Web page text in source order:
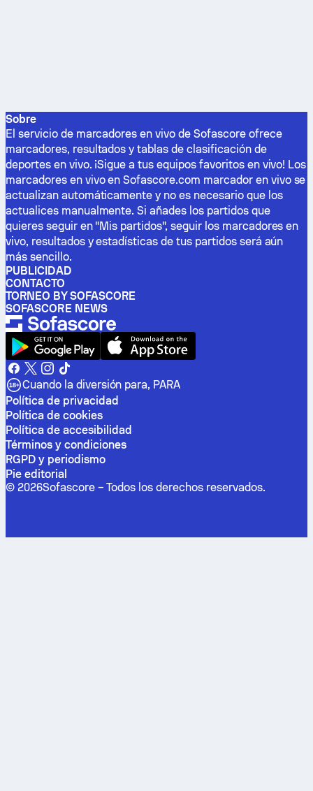
Sobre
El servicio de marcadores en vivo de Sofascore ofrece
marcadores, resultados y tablas de clasificación de
deportes en vivo. ¡Sigue a tus equipos favoritos en vivo! Los
marcadores en vivo en Sofascore.com marcador en vivo se
actualizan automáticamente y no es necesario que los
actualices manualmente. Si añades los partidos que
quieres seguir en "Mis partidos", seguir los marcadores en
vivo, resultados y estadísticas de tus partidos será aún
más sencillo.
PUBLICIDAD
CONTACTO
TORNEO BY SOFASCORE
SOFASCORE NEWS
Cuando la diversión para, PARA
Política de privacidad
Política de cookies
Política de accesibilidad
Términos y condiciones
RGPD y periodismo
Pie editorial
© 2026Sofascore – Todos los derechos reservados.